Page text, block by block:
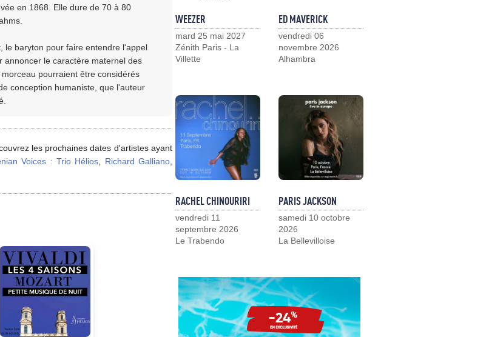
en 1868. Elle dure de 70 à 80
le baryton pour faire entendre l'appel
annoncer le caractère maternel des
pourraient être considérés
conception humaniste, que l'auteur
les prochaines dates d'artistes ayant
Voices : Trio Hélios Richard Galliano
WEEZER
mard 25 mai 2027
Zénith Paris - La
Villette
ED MAVERICK
vendredi 06
novembre 2026
Alhambra
RACHEL CHINOURIRI
vendredi 11
septembre 2026
Le Trabendo
PARIS JACKSON
samedi 10 octobre
2026
La Bellevilloise